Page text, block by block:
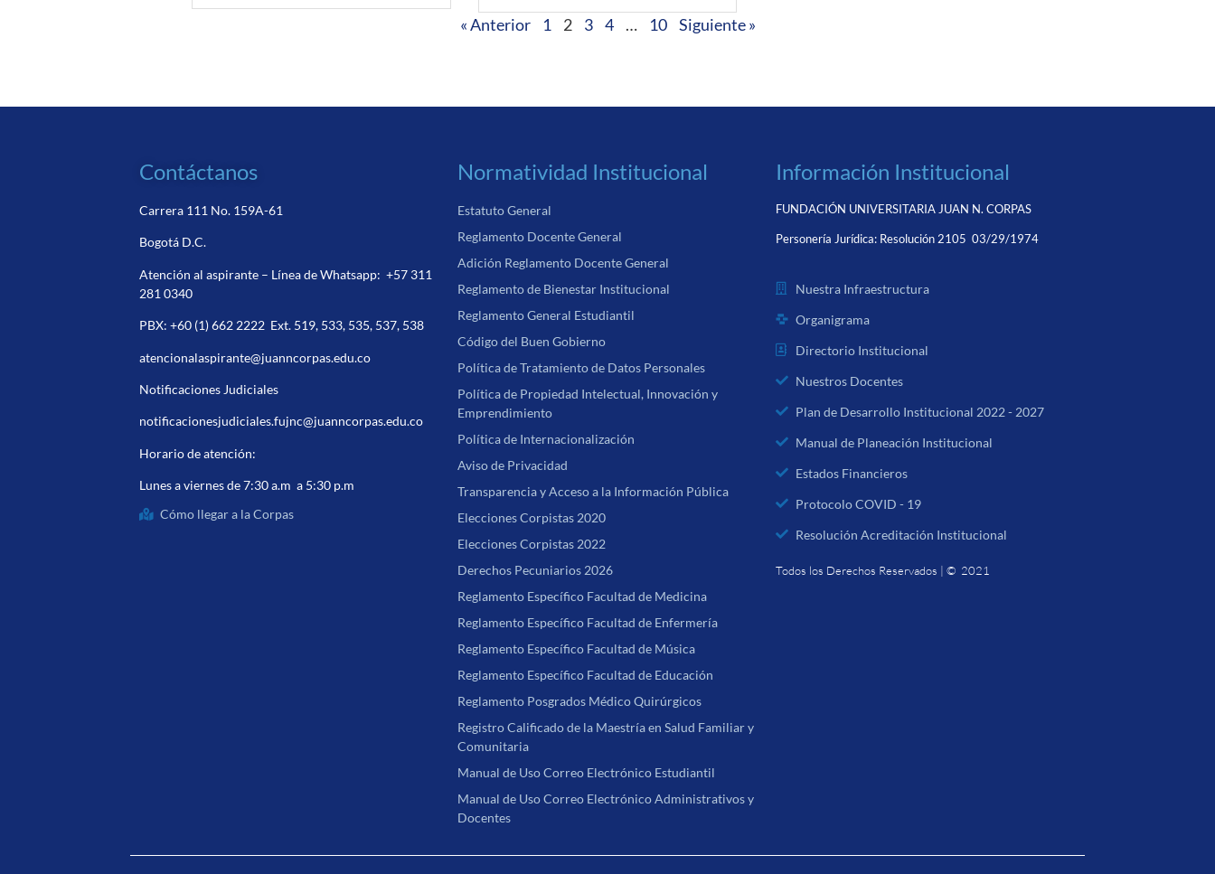
« Anterior 1 2 3 4 … 10 Siguiente »
Contáctanos
Carrera 111 No. 159A-61
Bogotá D.C.
Atención al aspirante – Línea de Whatsapp:+57 311
281 0340
PBX:+60 (1) 662 2222 Ext. 519, 533, 535, 537, 538
atencionalaspirante@juanncorpas.edu.co
Notificaciones Judiciales
notificacionesjudiciales.fujnc@juanncorpas.edu.co
Horario de atención:
Lunes a viernes de 7:30 a.m a 5:30 p.m
Cómo llegar a la Corpas
Normatividad Institucional
Estatuto General
Reglamento Docente General
Adición Reglamento Docente General
Reglamento de Bienestar Institucional
Reglamento General Estudiantil
Código del Buen Gobierno
Política de Tratamiento de Datos Personales
Política de Propiedad Intelectual, Innovación y
Emprendimiento
Política de Internacionalización
Aviso de Privacidad
Transparencia y Acceso a la Información Pública
Elecciones Corpistas 2020
Elecciones Corpistas 2022
Derechos Pecuniarios 2026
Reglamento Específico Facultad de Medicina
Reglamento Específico Facultad de Enfermería
Reglamento Específico Facultad de Música
Reglamento Específico Facultad de Educación
Reglamento Posgrados Médico Quirúrgicos
Registro Calificado de la Maestría en Salud Familiar y
Comunitaria
Manual de Uso Correo Electrónico Estudiantil
Manual de Uso Correo Electrónico Administrativos y
Docentes
Información Institucional
FUNDACIÓN UNIVERSITARIA JUAN N. CORPAS
Personería Jurídica: Resolución 2105 03/29/1974
Nuestra Infraestructura
Organigrama
Directorio Institucional
Nuestros Docentes
Plan de Desarrollo Institucional 2022 - 2027
Manual de Planeación Institucional
Estados Financieros
Protocolo COVID - 19
Resolución Acreditación Institucional
Todos los Derechos Reservados | © 2021